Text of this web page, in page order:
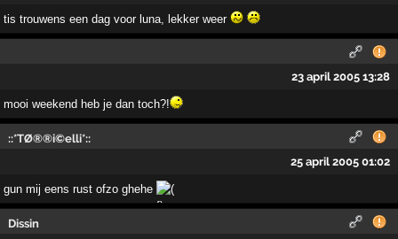
tis trouwens een dag voor luna, lekker weer
23 april 2005 13:28
mooi weekend heb je dan toch?!
::*TØ®®i©elli*::
25 april 2005 01:02
gun mij eens rust ofzo ghehe
Dissin